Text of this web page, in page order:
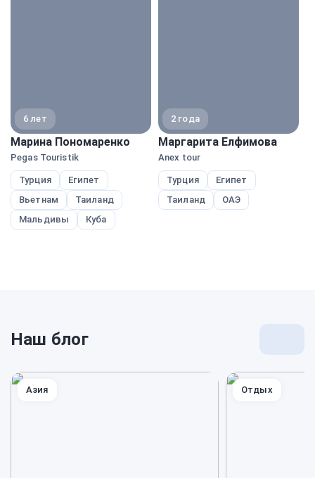
6 лет
Марина Пономаренко
Pegas Touristik
Турция
Египет
Вьетнам
Таиланд
Мальдивы
Куба
2 года
Маргарита Елфимова
Anex tour
Турция
Египет
Таиланд
ОАЭ
Наш блог
Азия Отдых